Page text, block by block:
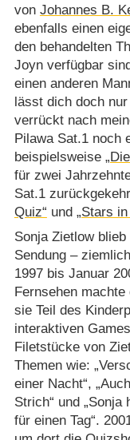
von Johannes B.
ebenfalls einen
den behandelten
Joyn verfügbar
einen anderen
lässt dich doch
verrückt nach
Pilawa Sat.1 noch
beispielsweise
für zwei
Sat.1
Quiz“ und „Stars
Sonja Zietlow
Sendung –
1997 bis Januar
Fernsehen
sie Teil des
interaktiven
Filetstücke von
Themen wie:
einer Nacht“,
Strich“ und
für einen Tag“.